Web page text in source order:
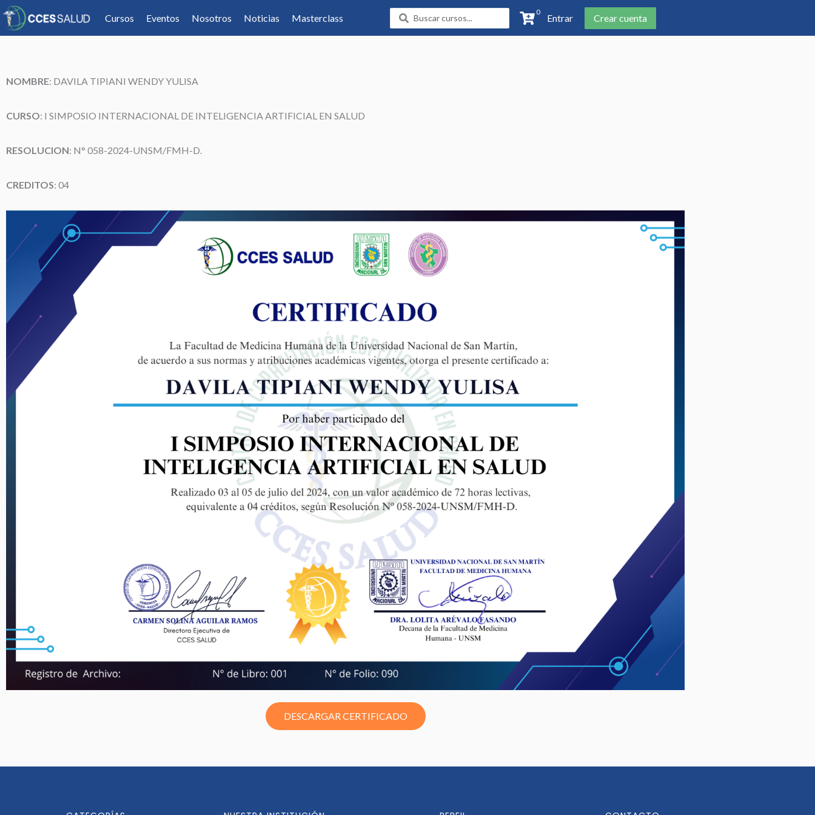
Cursos Eventos Nosotros Noticias Masterclass
Search
...
0
Entrar Crear cuenta
NOMBRE: DAVILA TIPIANI WENDY YULISA
CURSO: I SIMPOSIO INTERNACIONAL DE INTELIGENCIA ARTIFICIAL EN SALUD
RESOLUCION: N° 058-2024-UNSM/FMH-D.
CREDITOS: 04
DESCARGAR CERTIFICADO